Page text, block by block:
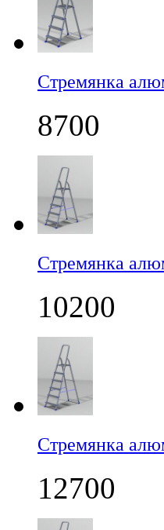
Стремянка
8700
Стремянка
10200
Стремянка
12700